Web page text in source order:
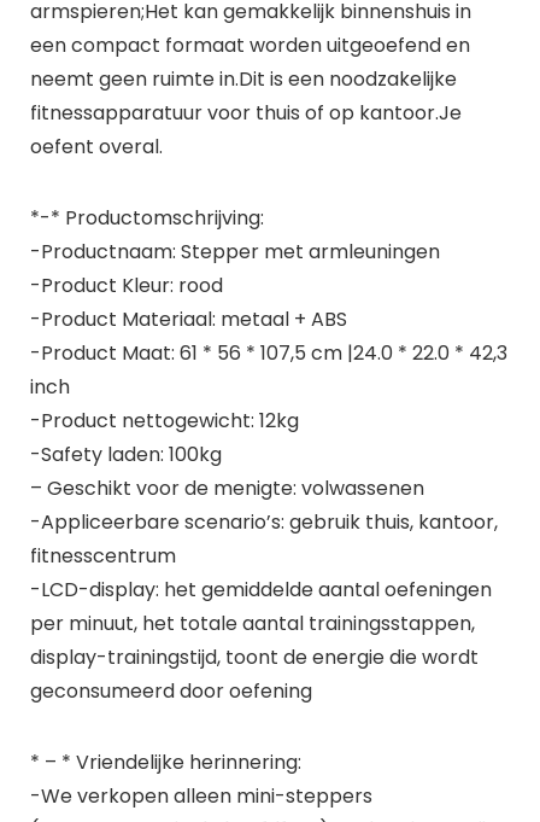
armspieren;Het kan gemakkelijk binnenshuis in
een compact formaat worden uitgeoefend en
neemt geen ruimte in.Dit is een noodzakelijke
fitnessapparatuur voor thuis of op kantoor.Je
oefent overal.
*-* Productomschrijving:
-Productnaam: Stepper met armleuningen
-Product Kleur: rood
-Product Materiaal: metaal + ABS
-Product Maat: 61 * 56 * 107,5 cm |24.0 * 22.0 * 42,3
inch
-Product nettogewicht: 12kg
-Safety laden: 100kg
– Geschikt voor de menigte: volwassenen
-Appliceerbare scenario’s: gebruik thuis, kantoor,
fitnesscentrum
-LCD-display: het gemiddelde aantal oefeningen
per minuut, het totale aantal trainingsstappen,
display-trainingstijd, toont de energie die wordt
geconsumeerd door oefening
* – * Vriendelijke herinnering:
-We verkopen alleen mini-steppers